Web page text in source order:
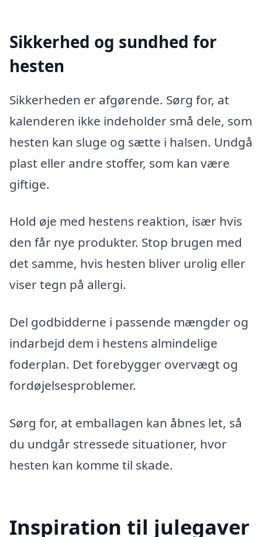
Sikkerhed og sundhed for
hesten
Sikkerheden er afgørende. Sørg for, at
kalenderen ikke indeholder små dele, som
hesten kan sluge og sætte i halsen. Undgå
plast eller andre stoffer, som kan være
giftige.
Hold øje med hestens reaktion, især hvis
den får nye produkter. Stop brugen med
det samme, hvis hesten bliver urolig eller
viser tegn på allergi.
Del godbidderne i passende mængder og
indarbejd dem i hestens almindelige
foderplan. Det forebygger overvægt og
fordøjelsesproblemer.
Sørg for, at emballagen kan åbnes let, så
du undgår stressede situationer, hvor
hesten kan komme til skade.
Inspiration til julegaver